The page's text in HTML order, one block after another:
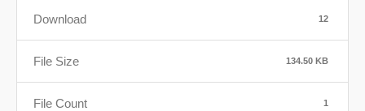
Download 12
File Size 134.50 KB
File Count 1